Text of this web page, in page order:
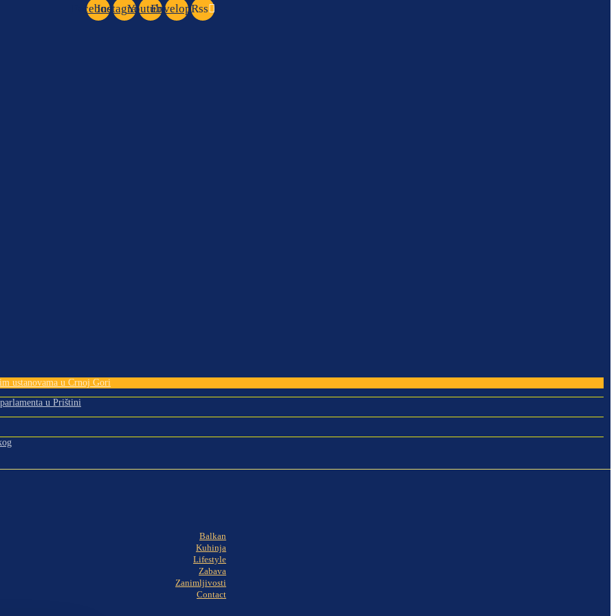
Facebook
InstagramYoutubeEnvelopeRss
ustanovama u Crnoj Gori
u Prištini
Balkan
Kuhinja
Lifestyle
Zabava
Zanimljivosti
Contact